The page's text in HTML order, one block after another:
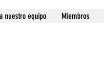
nuestro equipo Miembros